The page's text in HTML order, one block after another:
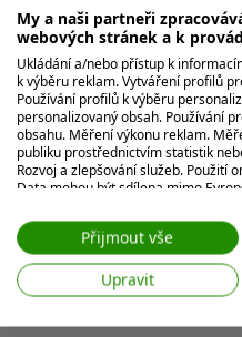
My a naši partneři
webových stránek a k
Ukládání a/nebo přístup k
k výběru reklam. Vytváření profilů
Používání profilů k výběru
personalizovaný obsah. Používání
obsahu. Měření výkonu reklam.
publiku prostřednictvím statistik
Rozvoj a zlepšování služeb. Použití
Data mohou být sdílena mimo
web/aplikaci.
Zobrazit seznam partnerů (7
Vaše údaje používáme pro
Přijmout vše
Upravit